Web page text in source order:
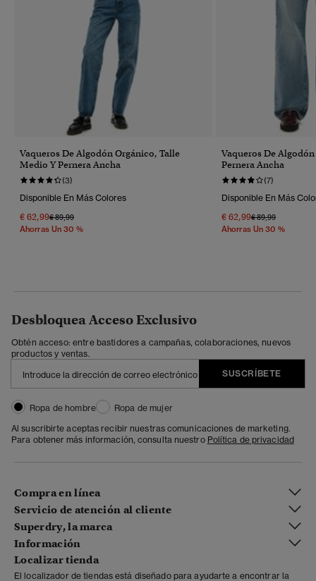
Vaqueros De Algodón Orgánico, Talle
Medio Y Pernera Ancha
(3)
Disponible En Más Colores
€ 62,99Precio Rebajado De
€ 89,99A
Ahorras Un 30 %
Vaqueros De
Pernera Ancha
(7)
Disponible En Más
€ 62,99Precio Rebajado
€ 89,99A
Ahorras Un 30 %
Desbloquea Acceso Exclusivo
Obtén acceso: entre bastidores a campañas, colaboraciones, nuevos
productos y ventas.
SUSCRÍBETE
Ropa de hombre
Ropa de mujer
Al suscribirte aceptas recibir nuestras comunicaciones de marketing.
Para obtener más información, consulta nuestro Política de privacidad
Compra en línea
Servicio de atención al cliente
Superdry, la marca
Información
Localizar tienda
El localizador de tiendas está diseñado para ayudarte a encontrar la